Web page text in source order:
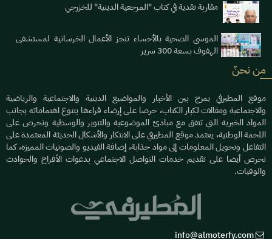
مقاربة نقدية في كتاب "المرجعية الدينية" للخزرجي
الموسى الصحية بالأحساء تنجز الأعمال الخرسانية لمستشفى
الهفوف بسعة 300 سرير
من نحنٌ
موقع المطيرفي يمزج بين الأخبار والمواضيع الدينية والاجتماعية والرياضية
والاجتماعية ومقالات لكبار الكتاب، حرصا على إرضاء قراءها بتنوع اهتماماته بجانب
المواد الخبرية التي تتفق مع مبادئ الموضوعية والتنوير والوسطية ونحرص على
اللحمة الوطنية، يعتمد موقع المطيرفي على الابتكار والأشكال الحديثة المعتمدة على
التفاعل وتحويل المعلومات إلى مواد جذابة، إضافة الفيديو والصوتيات المميزة، كما
نحرص أيضا على تقديم خدمات التواصل الاجتماعي بدعوات الأفراح والحوادث
والوفيات.
info@almoterfy.com